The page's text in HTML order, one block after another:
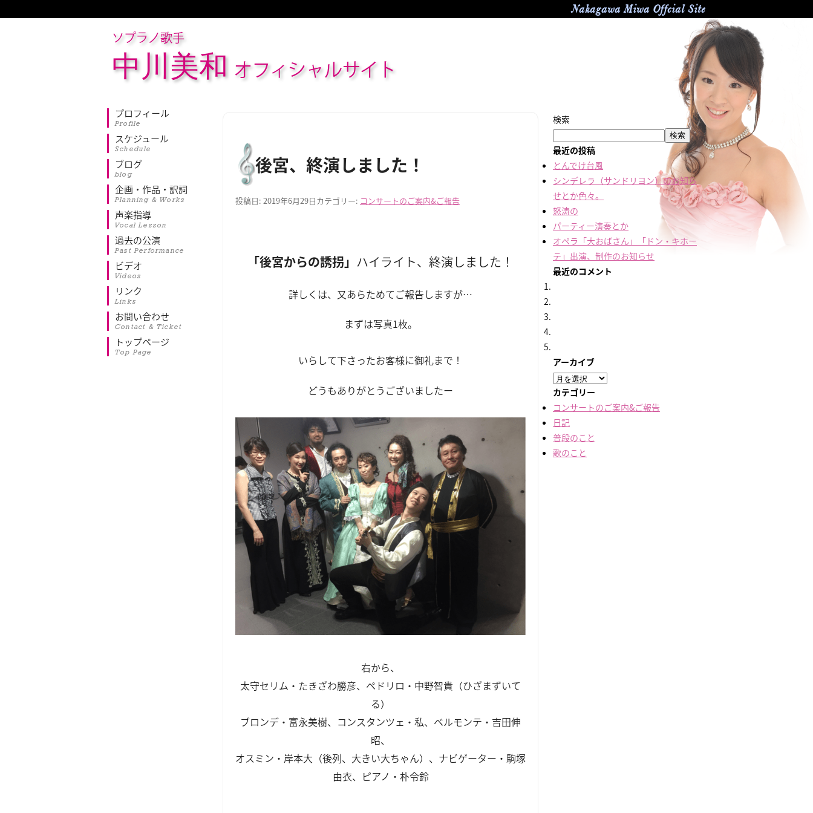
Nakagawa Miwa Offcial Site
ソプラノ歌手
中川美和 オフィシャルサイト
プロフィール
Profile
スケジュール
Schedule
ブログ
blog
企画・作品・訳詞
Planning & Works
声楽指導
Vocal Lesson
過去の公演
Past Performance
ビデオ
Videos
リンク
Links
お問い合わせ
Contact & Ticket
トップページ
Top Page
後宮、終演しました！
投稿日: 2019年6月29日カテゴリー: コンサートのご案内&ご報告
「後宮からの誘拐」 ハイライト、終演しました！
詳しくは、又あらためてご報告しますが…
まずは写真1枚。
いらして下さったお客様に御礼まで！
どうもありがとうございましたー
右から、
太守セリム・たきざわ勝彦、ペドリロ・中野智貴（ひざまずいて
る）
ブロンデ・富永美樹、コンスタンツェ・私、ベルモンテ・吉田伸
昭、
オスミン・岸本大（後列、大きい大ちゃん）、ナビゲーター・駒塚
由衣、ピアノ・朴令鈴
検索
検索
最近の投稿
とんでけ台風
シンデレラ（サンドリヨン）のお知ら
せとか色々。
怒涛の
パーティー演奏とか
オペラ「大おばさん」「ドン・キホー
テ」出演、制作のお知らせ
最近のコメント
アーカイブ
ア
ー
カ
イ
ブ
カテゴリー
コンサートのご案内&ご報告
日記
普段のこと
歌のこと